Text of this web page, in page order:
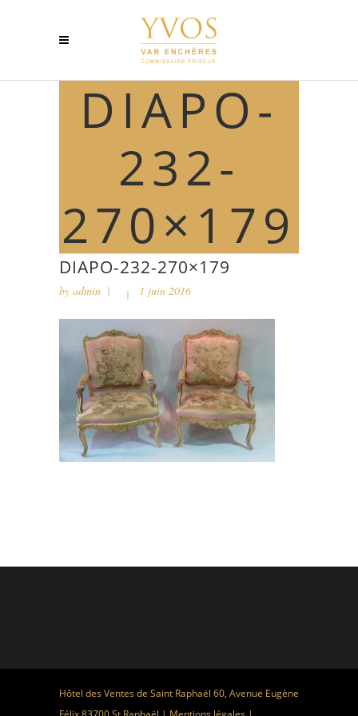
DIAPO-
232-
270×179
DIAPO-232-270×179
by admin 1 juin 2016
Hôtel des Ventes de Saint Raphaël 60, Avenue Eugène